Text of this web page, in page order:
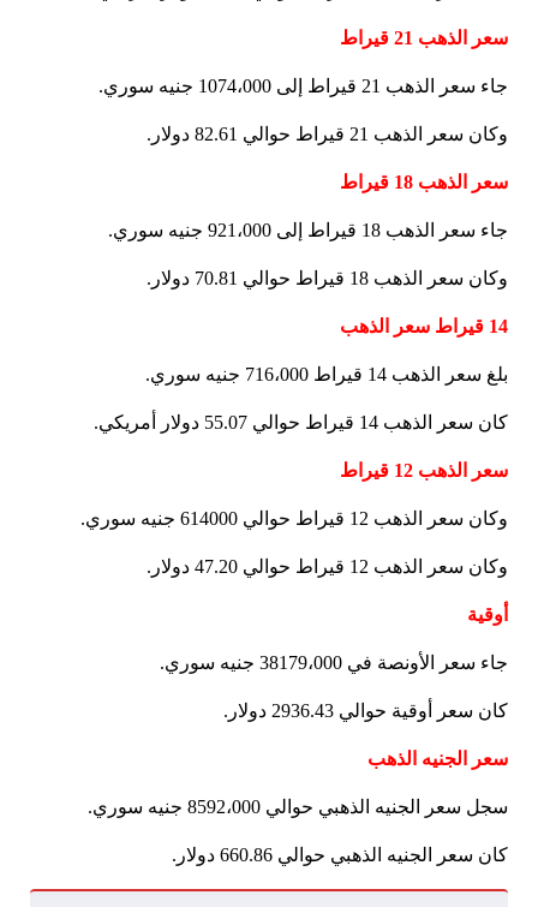
سعر الذهب 21 قيراط
جاء سعر الذهب 21 قيراط إلى 1074،000 جنيه سوري.
وكان سعر الذهب 21 قيراط حوالي 82.61 دولار.
سعر الذهب 18 قيراط
جاء سعر الذهب 18 قيراط إلى 921،000 جنيه سوري.
وكان سعر الذهب 18 قيراط حوالي 70.81 دولار.
14 قيراط سعر الذهب
بلغ سعر الذهب 14 قيراط 716،000 جنيه سوري.
كان سعر الذهب 14 قيراط حوالي 55.07 دولار أمريكي.
سعر الذهب 12 قيراط
وكان سعر الذهب 12 قيراط حوالي 614000 جنيه سوري.
وكان سعر الذهب 12 قيراط حوالي 47.20 دولار.
أوقية
جاء سعر الأونصة في 38179،000 جنيه سوري.
كان سعر أوقية حوالي 2936.43 دولار.
سعر الجنيه الذهب
سجل سعر الجنيه الذهبي حوالي 8592،000 جنيه سوري.
كان سعر الجنيه الذهبي حوالي 660.86 دولار.